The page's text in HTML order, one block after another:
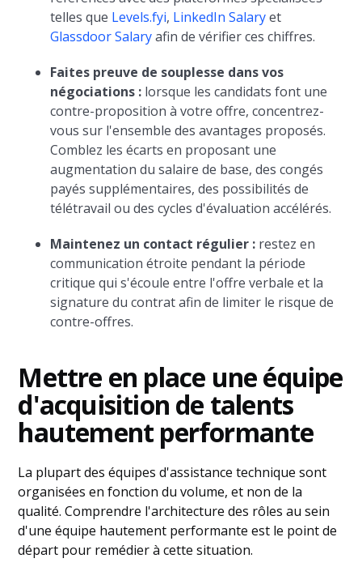
telles que Levels.fyi, LinkedIn Salaryet
Glassdoor Salaryafin de vérifier ces chiffres.
Faites preuve de souplesse dans vos
négociations : lorsque les candidats font une
contre-proposition à votre offre, concentrez-
vous sur l'ensemble des avantages proposés.
Comblez les écarts en proposant une
augmentation du salaire de base, des congés
payés supplémentaires, des possibilités de
télétravail ou des cycles d'évaluation accélérés.
Maintenez un contact régulier : restez en
communication étroite pendant la période
critique qui s'écoule entre l'offre verbale et la
signature du contrat afin de limiter le risque de
contre-offres.
Mettre en place une équipe
d'acquisition de talents
hautement performante
La plupart des équipes d'assistance technique sont
organisées en fonction du volume, et non de la
qualité. Comprendre l'architecture des rôles au sein
d'une équipe hautement performante est le point de
départ pour remédier à cette situation.